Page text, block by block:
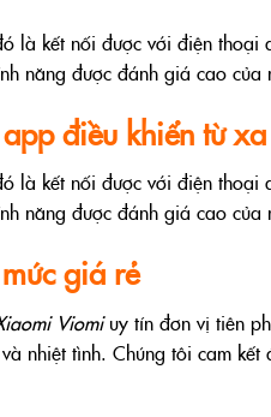
là kết nối được với điện
năng được đánh giá cao của
điều khiển từ xa
là kết nối được với điện
năng được đánh giá cao của
giá rẻ
Viomiuy tín đơn vị tiên
nhiệt tình. Chúng tôi cam kết